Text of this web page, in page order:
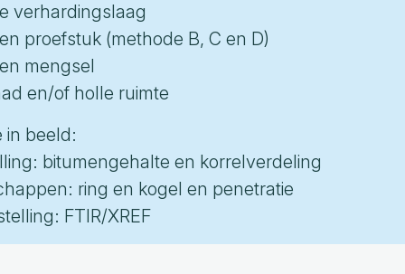
oplossingshulp
oplossingshulp
Gebruik de
oplossingshulp
oplossingshulp
verhardingslaag
proefstuk (methode B, C en D)
mengsel
en/of holle ruimte
in beeld:
bitumengehalte en korrelverdeling
ring en kogel en penetratie
FTIR/XREF